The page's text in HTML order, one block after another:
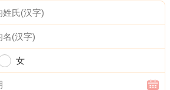
心棠
习千
女